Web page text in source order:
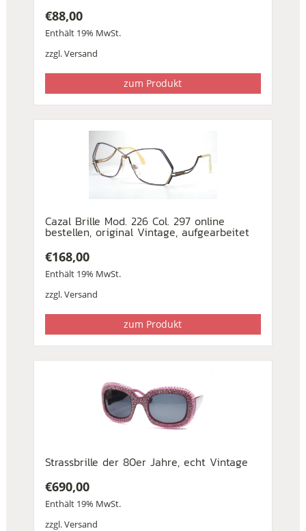
€88,00
Enthält 19% MwSt.
zzgl.Versand
zum Produkt
Cazal Brille Mod. 226 Col. 297 online
bestellen, original Vintage, aufgearbeitet
€168,00
Enthält 19% MwSt.
zzgl.Versand
zum Produkt
Strassbrille der 80er Jahre, echt Vintage
€690,00
Enthält 19% MwSt.
zzgl.Versand